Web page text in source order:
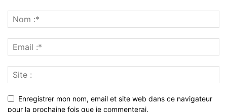
Enregistrer mon nom, email et site web dans ce navigateur
pour la prochaine fois que je commenterai.